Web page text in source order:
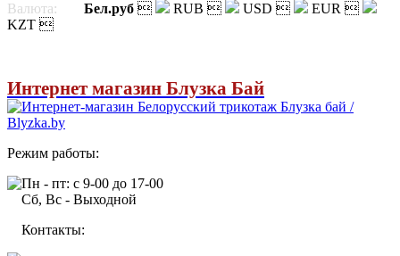
Валюта:
Бел.руб  RUB  USD  EUR 
KZT 
Интернет магазин Блузка Бай
Режим работы:
Пн - пт: с 9-00 до 17-00
Сб, Вс - Выходной
Контакты: